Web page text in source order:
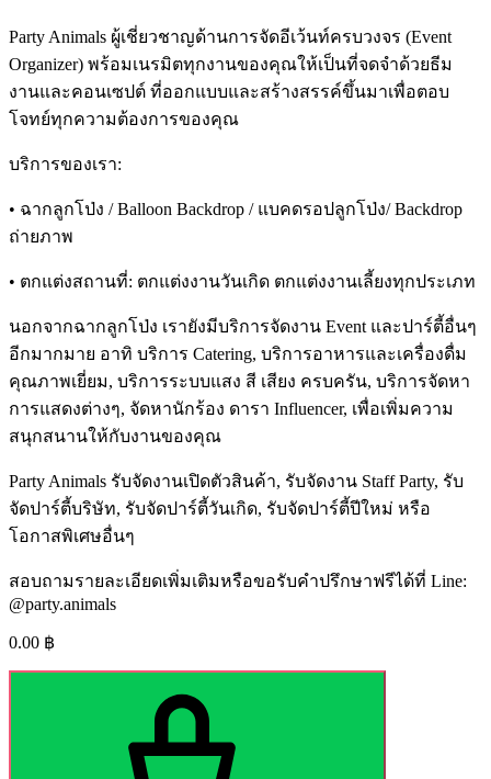
Party Animals ผู้เชี่ยวชาญด้านการจัดอีเว้นท์ครบวงจร (Event
Organizer) พร้อมเนรมิตทุกงานของคุณให้เป็นที่จดจำด้วยธีม
งานและคอนเซปต์ ที่ออกแบบและสร้างสรรค์ขึ้นมาเพื่อตอบ
โจทย์ทุกความต้องการของคุณ
บริการของเรา:
• ฉากลูกโป่ง / Balloon Backdrop / แบคดรอปลูกโป่ง/ Backdrop
ถ่ายภาพ
• ตกแต่งสถานที่: ตกแต่งงานวันเกิด ตกแต่งงานเลี้ยงทุกประเภท
นอกจากฉากลูกโป่ง เรายังมีบริการจัดงาน Event และปาร์ตี้อื่นๆ
อีกมากมาย อาทิ บริการ Catering, บริการอาหารและเครื่องดื่ม
คุณภาพเยี่ยม, บริการระบบแสง สี เสียง ครบครัน, บริการจัดหา
การแสดงต่างๆ, จัดหานักร้อง ดารา Influencer, เพื่อเพิ่มความ
สนุกสนานให้กับงานของคุณ
Party Animals รับจัดงานเปิดตัวสินค้า, รับจัดงาน Staff Party, รับ
จัดปาร์ตี้บริษัท, รับจัดปาร์ตี้วันเกิด, รับจัดปาร์ตี้ปีใหม่ หรือ
โอกาสพิเศษอื่นๆ
สอบถามรายละเอียดเพิ่มเติมหรือขอรับคำปรึกษาฟรีได้ที่ Line:
@party.animals
0.00 ฿